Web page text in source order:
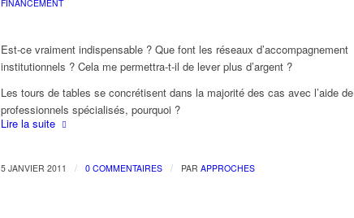
FINANCEMENT
Est-ce vraiment indispensable ? Que font les réseaux d’accompagnement
institutionnels ? Cela me permettra-t-il de lever plus d’argent ?
Les tours de tables se concrétisent dans la majorité des cas avec l’aide de
professionnels spécialisés, pourquoi ?
Lire la suite
5 JANVIER 2011 / 0 COMMENTAIRES / PAR APPROCHES